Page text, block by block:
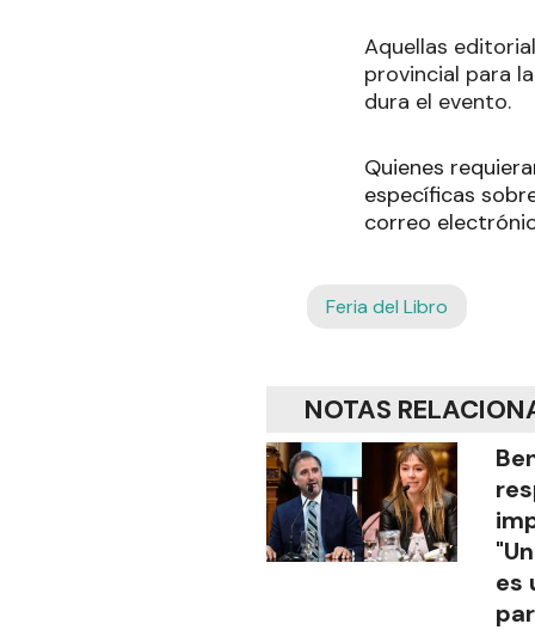
Aquellas
provincial para
dura el evento.
Quienes
específicas
correo
Feria del Libro
NOTAS
es